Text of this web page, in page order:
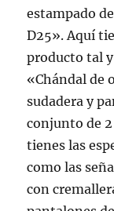
estampado
D25». Aquí
producto tal
«Chándal de
sudadera y
conjunto de
tienes las
como las
con